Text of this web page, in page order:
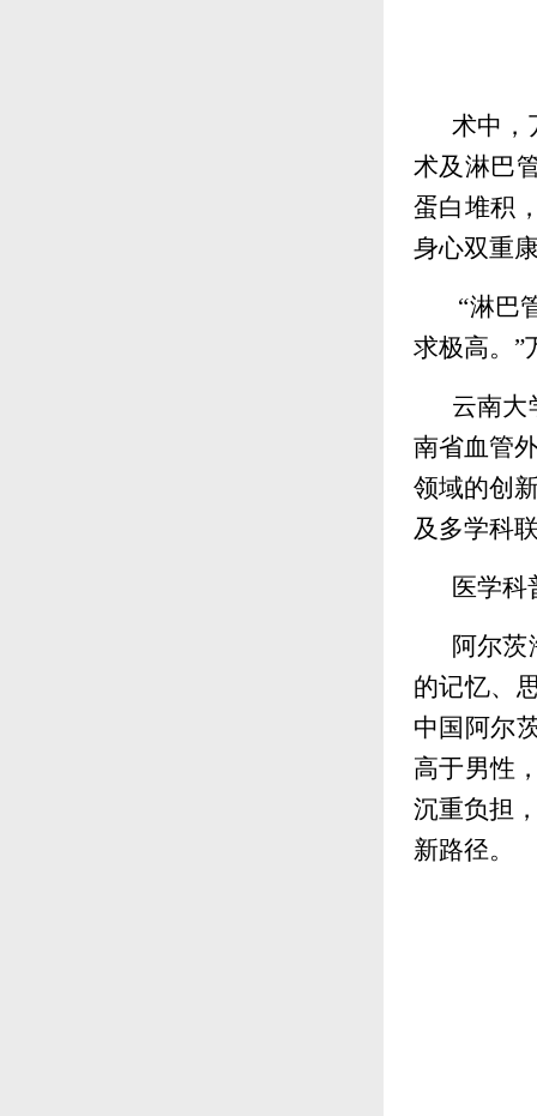
术中，
术及淋巴
蛋白堆积
身心双重
“淋巴
求极高。”
云南大
南省血管
领域的创
及多学科
医学科
阿尔茨
的记忆、
中国阿尔
高于男性
沉重负担
新路径。